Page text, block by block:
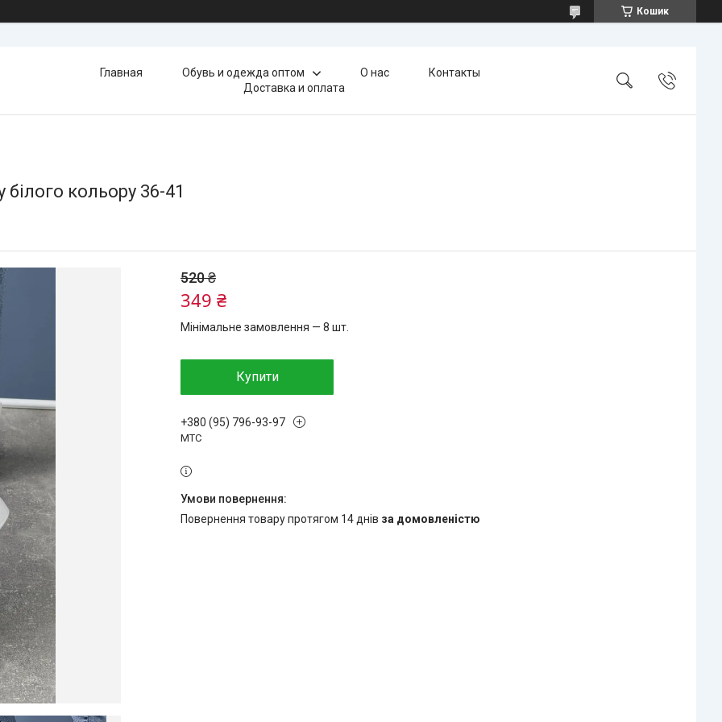
Кошик
Главная Обувь и одежда оптом О нас
Контакты
Доставка и оплата
кольору 36-41
520 ₴
349 ₴
Мінімальне замовлення — 8 шт.
Купити
+380 (95) 796-93-97
МТС
повернення товару протягом 14 днів за домовленістю